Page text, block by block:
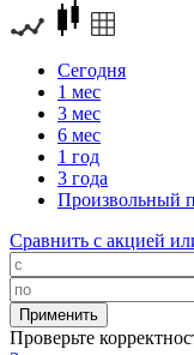
Сегодня
1 мес
3 мес
6 мес
1 год
3 года
Произвольный
Сравнить с акцией
Проверьте